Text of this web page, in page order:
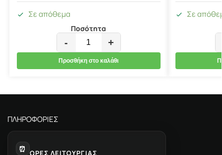
Σε απόθεμα
Ποσότητα
- +
Προσθήκη στο καλάθι
Σε
ΠΛΗΡΟΦΟΡΙΕΣ
⏰ ΩΡΕΣ ΛΕΙΤΟΥΡΓΙΑΣ